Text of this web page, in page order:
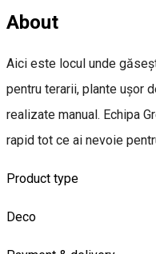
About
Aici este locul unde
pentru terarii, plante ușor
realizate manual. Echipa
rapid tot ce ai nevoie
Product type
Deco